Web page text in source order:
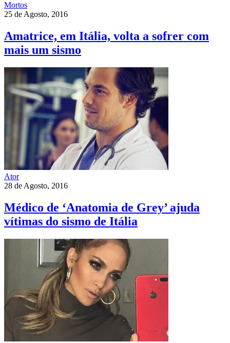
Mortos
25 de Agosto, 2016
Amatrice, em Itália, volta a sofrer com
mais um sismo
Ator
28 de Agosto, 2016
Médico de ‘Anatomia de Grey’ ajuda
vítimas do sismo de Itália